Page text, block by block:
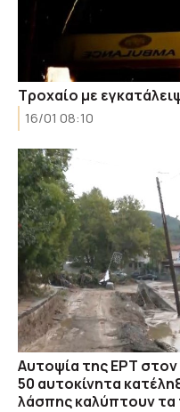
Τροχαίο με
16/01 08:10
Αυτοψία της ΕΡΤ
50 αυτοκίνητα
λάσπης καλύπτουν τα